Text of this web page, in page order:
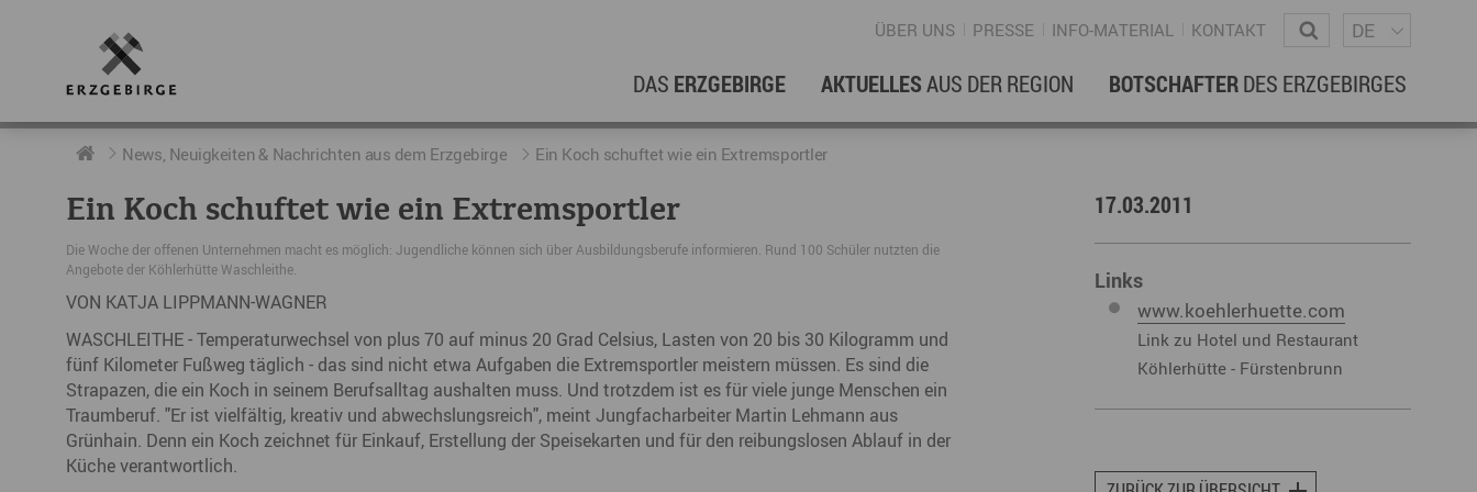
ÜBER UNS PRESSE INFO-MATERIAL KONTAKT Wonach suchen Sie?
DE
DAS ERZGEBIRGE
RUND UMS ERZGEBIRGE
Geschichte
Geografie
Der Erzgebirgskreis
Städte im Erzgebirge
Erzgebirgskrimi
Fakten
WIRTSCHAFTSREGION
Stellenangebote im Erzgebirge
Wirtschaftsstandort
Coworking Spaces im Erzgebirge
DER FILM
Wohnen & Hausbau
AKTUELLESAUS DER REGION
AKTUELLES
Neuigkeiten
Podcast „hERZschlag“
ERFOLGSGESCHICHTEN
hERZgeschichten
Unternehmensgeschichten
BOTSCHAFTERDES ERZGEBIRGES
DIE BOTSCHAFTER
Botschafter im Überblick
Botschafterveranstaltungen
News, Neuigkeiten & Nachrichten aus dem Erzgebirge Ein Koch schuftet wie ein Extremsportler
Ein Koch schuftet wie ein Extremsportler
Die Woche der offenen Unternehmen macht es möglich: Jugendliche können sich über Ausbildungsberufe informieren. Rund 100 Schüler nutzten die
Angebote der Köhlerhütte Waschleithe.
VON KATJA LIPPMANN-WAGNER
WASCHLEITHE - Temperaturwechsel von plus 70 auf minus 20 Grad Celsius, Lasten von 20 bis 30 Kilogramm und
fünf Kilometer Fußweg täglich - das sind nicht etwa Aufgaben die Extremsportler meistern müssen. Es sind die
Strapazen, die ein Koch in seinem Berufsalltag aushalten muss. Und trotzdem ist es für viele junge Menschen ein
Traumberuf. "Er ist vielfältig, kreativ und abwechslungsreich", meint Jungfacharbeiter Martin Lehmann aus
Grünhain. Denn ein Koch zeichnet für Einkauf, Erstellung der Speisekarten und für den reibungslosen Ablauf in der
Küche verantwortlich.
17.03.2011
Links
www.koehlerhuette.com
Link zu Hotel und Restaurant
Köhlerhütte - Fürstenbrunn